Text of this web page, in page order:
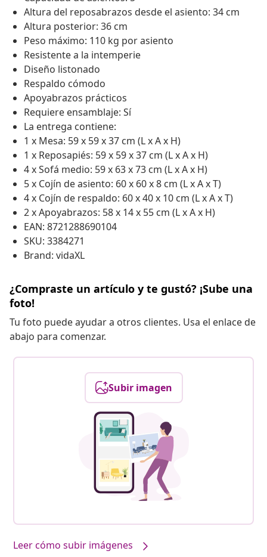
Altura del reposabrazos desde el asiento: 34 cm
Altura posterior: 36 cm
Peso máximo: 110 kg por asiento
Resistente a la intemperie
Diseño listonado
Respaldo cómodo
Apoyabrazos prácticos
Requiere ensamblaje: Sí
La entrega contiene:
1 x Mesa: 59 x 59 x 37 cm (L x A x H)
1 x Reposapiés: 59 x 59 x 37 cm (L x A x H)
4 x Sofá medio: 59 x 63 x 73 cm (L x A x H)
5 x Cojín de asiento: 60 x 60 x 8 cm (L x A x T)
4 x Cojín de respaldo: 60 x 40 x 10 cm (L x A x T)
2 x Apoyabrazos: 58 x 14 x 55 cm (L x A x H)
EAN: 8721288690104
SKU: 3384271
Brand: vidaXL
¿Compraste un artículo y te gustó? ¡Sube una
foto!
Tu foto puede ayudar a otros clientes. Usa el enlace de
abajo para comenzar.
Subir imagen
Leer cómo subir imágenes